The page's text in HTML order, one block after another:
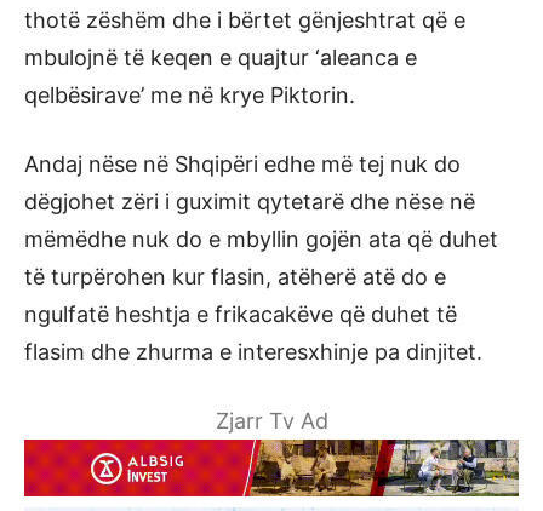
thotë zëshëm dhe i bërtet gënjeshtrat që e
mbulojnë të keqen e quajtur ‘aleanca e
qelbësirave’ me në krye Piktorin.
Andaj nëse në Shqipëri edhe më tej nuk do
dëgjohet zëri i guximit qytetarë dhe nëse në
mëmëdhe nuk do e mbyllin gojën ata që duhet
të turpërohen kur flasin, atëherë atë do e
ngulfatë heshtja e frikacakëve që duhet të
flasim dhe zhurma e interesxhinje pa dinjitet.
Zjarr Tv Ad